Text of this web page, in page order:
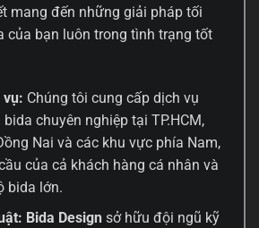
mang đến những giải pháp tối
của bạn luôn trong tình trạng tốt
vụ: Chúng tôi cung cấp dịch vụ
chuyên nghiệp tại TP.HCM,
Nai và các khu vực phía Nam,
của cả khách hàng cá nhân và
bida lớn.
Bida Designsở hữu đội ngũ kỹ